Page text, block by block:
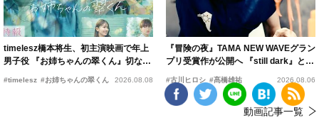
timelesz橋本将生、初主演映画で年上
男子役 『お姉ちゃんの翠くん』切ない
#timelesz #お姉ちゃんの翠くん 2026.08.08
『冒険の夜』TAMA NEW WAVEグラン
プリ受賞作が公開へ 『still dark』と同
#古川ヒロシ #髙橋雄祐 2026.08.06
動画記事一覧